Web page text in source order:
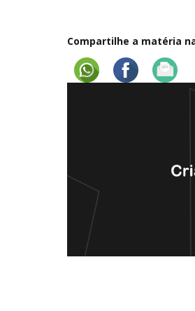
Compartilhe a matéria